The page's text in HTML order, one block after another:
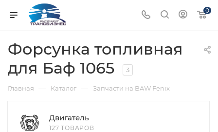
0
Форсунка топливная
для Баф 1065
3
Главная — Каталог — Запчасти на BAW Fenix
Двигатель
127 ТОВАРОВ